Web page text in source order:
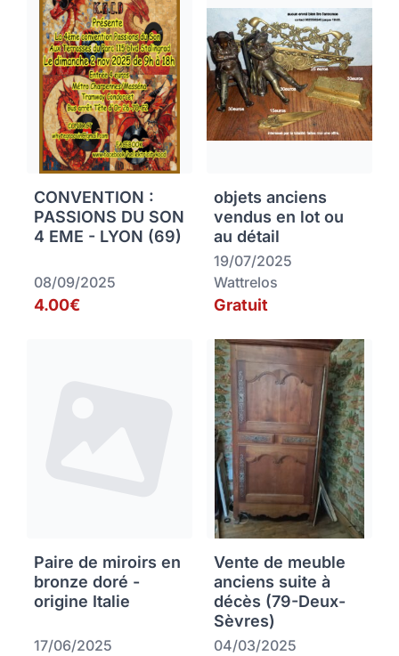
CONVENTION :
PASSIONS DU SON
4 EME - LYON (69)
08/09/2025
4.00€
objets anciens
vendus en lot ou
au détail
19/07/2025
Wattrelos
Gratuit
Paire de miroirs en
bronze doré -
origine Italie
17/06/2025
Vente de meuble
anciens suite à
décès (79-Deux-
Sèvres)
04/03/2025